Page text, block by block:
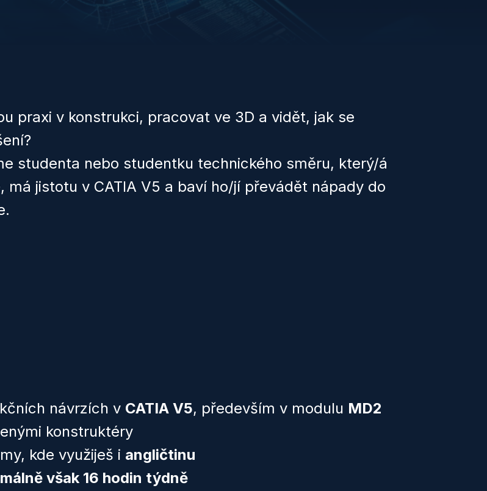
praxi v konstrukci, pracovat ve 3D a vidět, jak se
studenta nebo studentku technického směru, který/á
jistotu v CATIA V5 a baví ho/jí převádět nápady do
návrzích v CATIA V5, především v modulu MD2
konstruktéry
kde využiješ i angličtinu
však 16 hodin týdně